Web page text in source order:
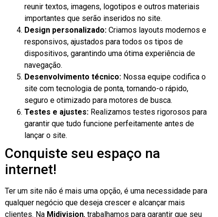
reunir textos, imagens, logotipos e outros materiais
importantes que serão inseridos no site.
Design personalizado: Criamos layouts modernos e
responsivos, ajustados para todos os tipos de
dispositivos, garantindo uma ótima experiência de
navegação.
Desenvolvimento técnico: Nossa equipe codifica o
site com tecnologia de ponta, tornando-o rápido,
seguro e otimizado para motores de busca.
Testes e ajustes: Realizamos testes rigorosos para
garantir que tudo funcione perfeitamente antes de
lançar o site.
Conquiste seu espaço na
internet!
Ter um site não é mais uma opção, é uma necessidade para
qualquer negócio que deseja crescer e alcançar mais
clientes. Na Midivision, trabalhamos para garantir que seu